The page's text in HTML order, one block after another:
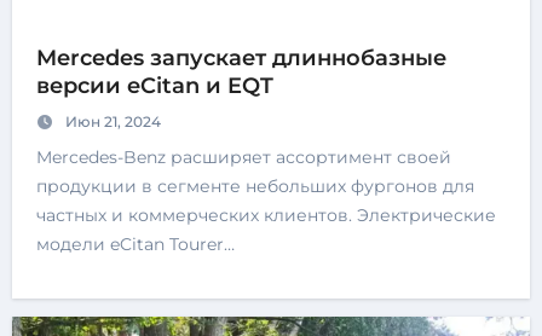
Mercedes запускает длиннобазные
версии eCitan и EQT
Июн 21, 2024
Mercedes-Benz расширяет ассортимент своей
продукции в сегменте небольших фургонов для
частных и коммерческих клиентов. Электрические
модели eCitan Tourer…